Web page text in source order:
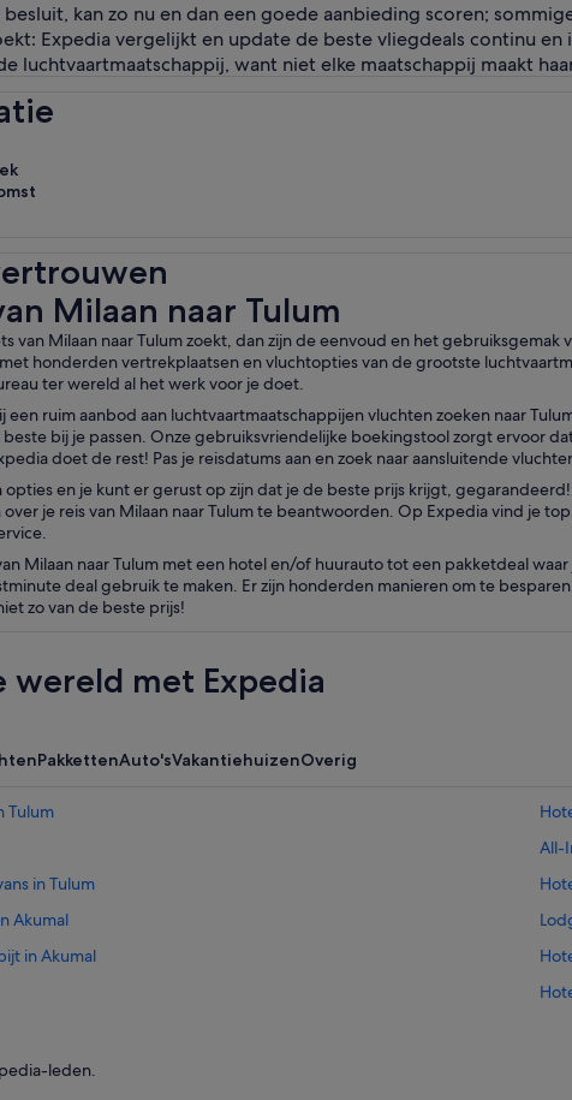
kan zo nu en dan een goede aanbieding scoren;
Expedia vergelijkt en update de beste vliegdeals continu
luchtvaartmaatschappij, want niet elke maatschappij maakt
Milaan naar Tulum
van Milaan naar Tulum zoekt, dan zijn de eenvoud en het
honderden vertrekplaatsen en vluchtopties van de grootste
ter wereld al het werk voor je doet.
een ruim aanbod aan luchtvaartmaatschappijen vluchten zoeken naar
bij je passen. Onze gebruiksvriendelijke boekingstool zorgt ervoor
doet de rest! Pas je reisdatums aan en zoek naar aansluitende
en je kunt er gerust op zijn dat je de beste prijs krijgt,
je reis van Milaan naar Tulum te beantwoorden. Op Expedia vind je
Milaan naar Tulum met een hotel en/of huurauto tot een pakketdeal
deal gebruik te maken. Er zijn honderden manieren om te
zo van de beste prijs!
naar Tulum
wereld met Expedia
PakkettenAuto'sVakantiehuizenOverig
Tulum
All-
in Tulum
Akumal
in Akumal
leden.